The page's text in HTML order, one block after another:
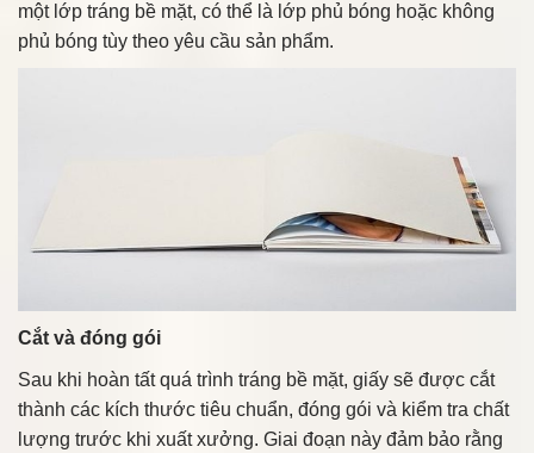
một lớp tráng bề mặt, có thể là lớp phủ bóng hoặc không
phủ bóng tùy theo yêu cầu sản phẩm.
Cắt và đóng gói
Sau khi hoàn tất quá trình tráng bề mặt, giấy sẽ được cắt
thành các kích thước tiêu chuẩn, đóng gói và kiểm tra chất
lượng trước khi xuất xưởng. Giai đoạn này đảm bảo rằng